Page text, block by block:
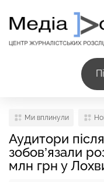
Ми вплинули
Аудитори
зобов’язали
млн грн у